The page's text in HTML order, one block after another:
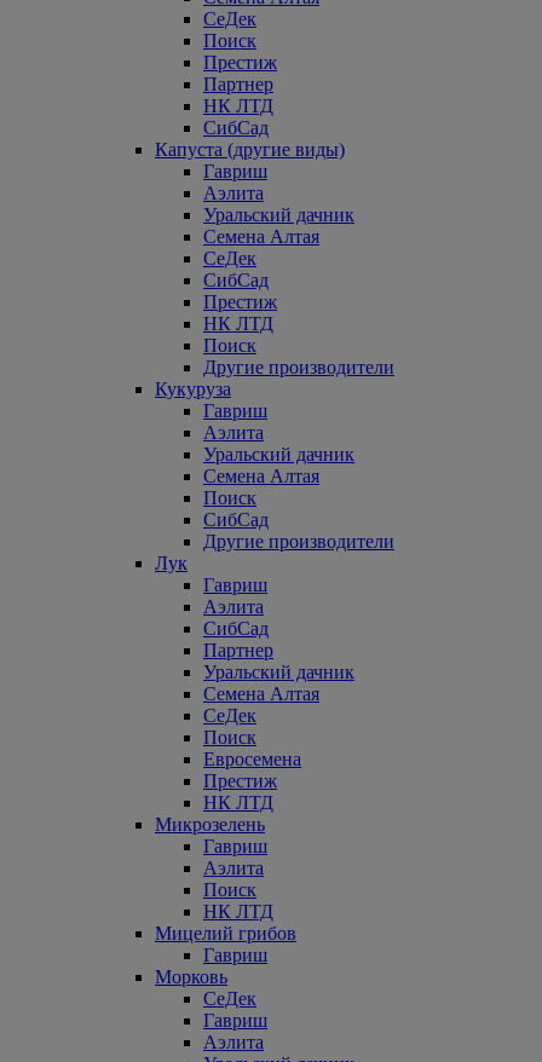
СеДек
Поиск
Престиж
Партнер
НК ЛТД
СибСад
Капуста (другие виды)
Гавриш
Аэлита
Уральский дачник
Семена Алтая
СеДек
СибСад
Престиж
НК ЛТД
Поиск
Другие производители
Кукуруза
Гавриш
Аэлита
Уральский дачник
Семена Алтая
Поиск
СибСад
Другие производители
Лук
Гавриш
Аэлита
СибСад
Партнер
Уральский дачник
Семена Алтая
СеДек
Поиск
Евросемена
Престиж
НК ЛТД
Микрозелень
Гавриш
Аэлита
Поиск
НК ЛТД
Мицелий грибов
Гавриш
Морковь
СеДек
Гавриш
Аэлита